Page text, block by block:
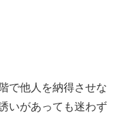
で他人を納得させな
いがあっても迷わず